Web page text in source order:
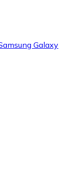
Galaxy